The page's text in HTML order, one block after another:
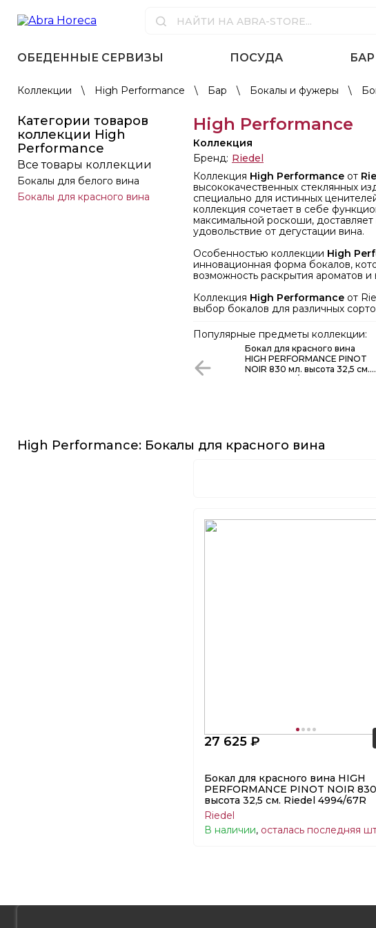
ОБЕДЕННЫЕ СЕРВИЗЫ ПОСУДА БАР
Коллекции \ High Performance \ Бар \ Бокалы и фужеры \
Категории товаров
коллекции High
Performance
Все товары коллекции
Бокалы для белого вина
Бокалы для красного вина
High Performance
Коллекция
Бренд: Riedel
Коллекция High Performance от
высококачественных стеклянных
специально для истинных
коллекция сочетает в себе
максимальной роскоши,
удовольствие от дегустации вина.
Особенностью коллекции High
инновационная форма бокалов,
возможность раскрытия ароматов и
Коллекция High Performance от
выбор бокалов для различных
создать идеальное винное
или мероприятия.
Популярные предметы коллекции:
Бокал для красного вина
HIGH PERFORMANCE PINOT
NOIR 830 мл. высота 32,5 см.
High Performance: Бокалы для красного вина
27 625 ₽
Бокал для красного вина HIGH
PERFORMANCE PINOT NOIR
высота 32,5 см. Riedel 4994/67R
Riedel
В наличии, осталась последняя